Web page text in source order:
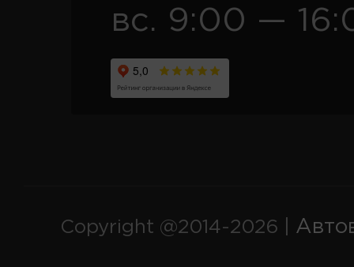
вс. 9:00 —
Copyright @2014-2026 |